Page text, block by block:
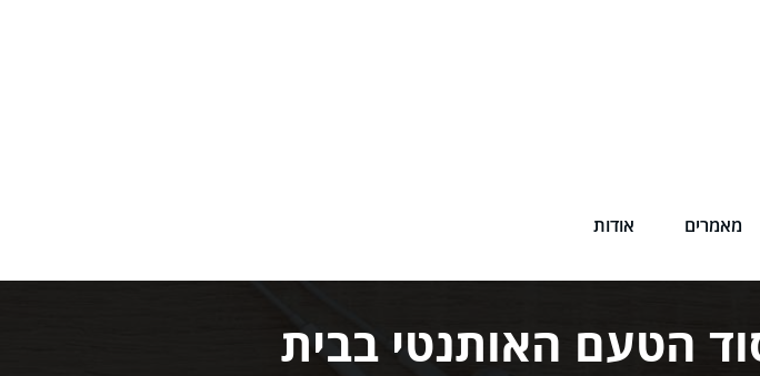
מאמרים אודות
הטעם האותנטי בבית